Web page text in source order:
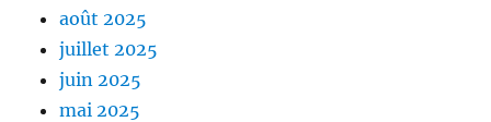
août 2025
juillet 2025
juin 2025
mai 2025